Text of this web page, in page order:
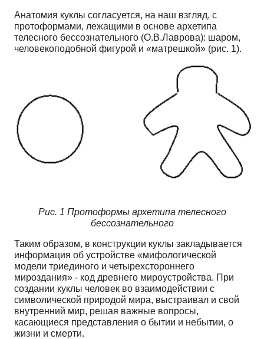
Анатомия куклы согласуется, на наш взгляд, с
протоформами, лежащими в основе архетипа
телесного бессознательного (О.В.Лаврова): шаром,
человекоподобной фигурой и «матрешкой» (рис. 1).
Рис. 1 Протоформы архетипа телесного
бессознательного
Таким образом, в конструкции куклы закладывается
информация об устройстве «мифологической
модели триединого и четырехстороннего
мироздания» - код древнего мироустройства. При
создании куклы человек во взаимодействии с
символической природой мира, выстраивал и свой
внутренний мир, решая важные вопросы,
касающиеся представления о бытии и небытии, о
жизни и смерти.